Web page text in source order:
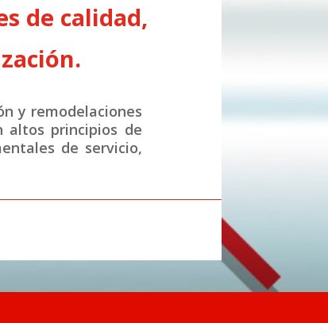
de calidad,
y remodelaciones
altos principios de
de servicio,